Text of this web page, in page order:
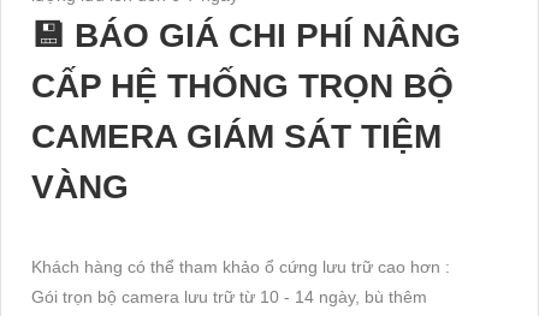
💾 BÁO GIÁ CHI PHÍ NÂNG
CẤP HỆ THỐNG TRỌN BỘ
CAMERA GIÁM SÁT TIỆM
VÀNG
Khách hàng có thể tham khảo ổ cứng lưu trữ cao hơn :
Gói trọn bộ camera lưu trữ từ 10 - 14 ngày, bù thêm